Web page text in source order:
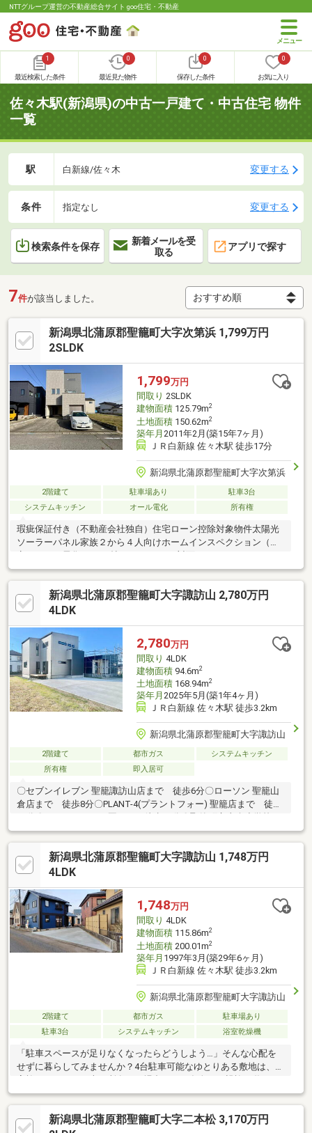
NTTグループ運営の不動産総合サイト goo住宅・不動産
1
最近検索した条件
0
最近見た物件
0
保存した条件
0
お気に入り
佐々木駅(新潟県)の中古一戸建て・中古住宅 物件
一覧
駅 白新線/佐々木 変更する
条件 指定なし 変更する
検索条件を保存
新着メールを受
取る
アプリで探す
7件が該当しました。
新潟県北蒲原郡聖籠町大字次第浜 1,799万円
2SLDK
1,799万円
間取り 2SLDK
建物面積125.79m2
土地面積150.62m2
築年月 2011年2月(築15年7ヶ月)
ＪＲ白新線 佐々木駅 徒歩17分
新潟県北蒲原郡聖籠町大字次第浜
2階建て 駐車場あり
駐車3台
システムキッチン
オール電化 所有権
瑕疵保証付き（不動産会社独自）住宅ローン控除対象物件太陽光
ソーラーパネル家族２から４人向けホームインスペクション（予
ズクローク）＋ WIC完備インナーガレージ駐車４台可前面道路
北西側 ６m亀代小・聖籠中本物件は前所有者様により約5年前に
外壁の張替および玄関ドアのリフォームが実施されております。
新潟県北蒲原郡聖籠町大字諏訪山 2,780万円
4LDK
2,780万円
間取り 4LDK
建物面積94.6m2
土地面積168.94m2
築年月 2025年5月(築1年4ヶ月)
ＪＲ白新線 佐々木駅 徒歩3.2km
新潟県北蒲原郡聖籠町大字諏訪山
2階建て 都市ガス
システムキッチン
所有権
即入居可
〇セブンイレブン 聖籠諏訪山店まで 徒歩6分〇ローソン 聖籠山
倉店まで 徒歩8分〇PLANT-4(プラントフォー) 聖籠店まで 徒歩
で 徒歩15分〇聖籠町立聖籠中学校まで 徒歩20分〇聖籠町役場
まで 徒歩10分〇聖籠町立図書館まで 徒歩11分〇聖籠郵便局ま
で 徒歩9分食器洗乾燥機、グリル付き３口ガスコンロ、キッチン
シャワー水栓、シャワー付洗面台（三面鏡）、温水洗浄便座、エ
り多雪区域（垂直積雪量１２０ｃｍ）都市計画第３４条第１１号
地域
新潟県北蒲原郡聖籠町大字諏訪山 1,748万円
4LDK
1,748万円
間取り 4LDK
建物面積115.86m2
土地面積200.01m2
築年月 1997年3月(築29年6ヶ月)
ＪＲ白新線 佐々木駅 徒歩3.2km
新潟県北蒲原郡聖籠町大字諏訪山
2階建て 都市ガス
駐車場あり
駐車3台
システムキッチン 浴室乾燥機
「駐車スペースが足りなくなったらどうしよう…」そんな心配を
せずに暮らしてみませんか？4台駐車可能なゆとりある敷地は、ご
来た際にも安心です。さらに瑕疵保険適用住宅のため、ご購入後
も安心して新生活をスタートできます。【リフォーム内容】キッ
チン：システムキッチン新規交換浴室：ユニットバス新規交換洗
新潟県北蒲原郡聖籠町大字二本松 3,170万円